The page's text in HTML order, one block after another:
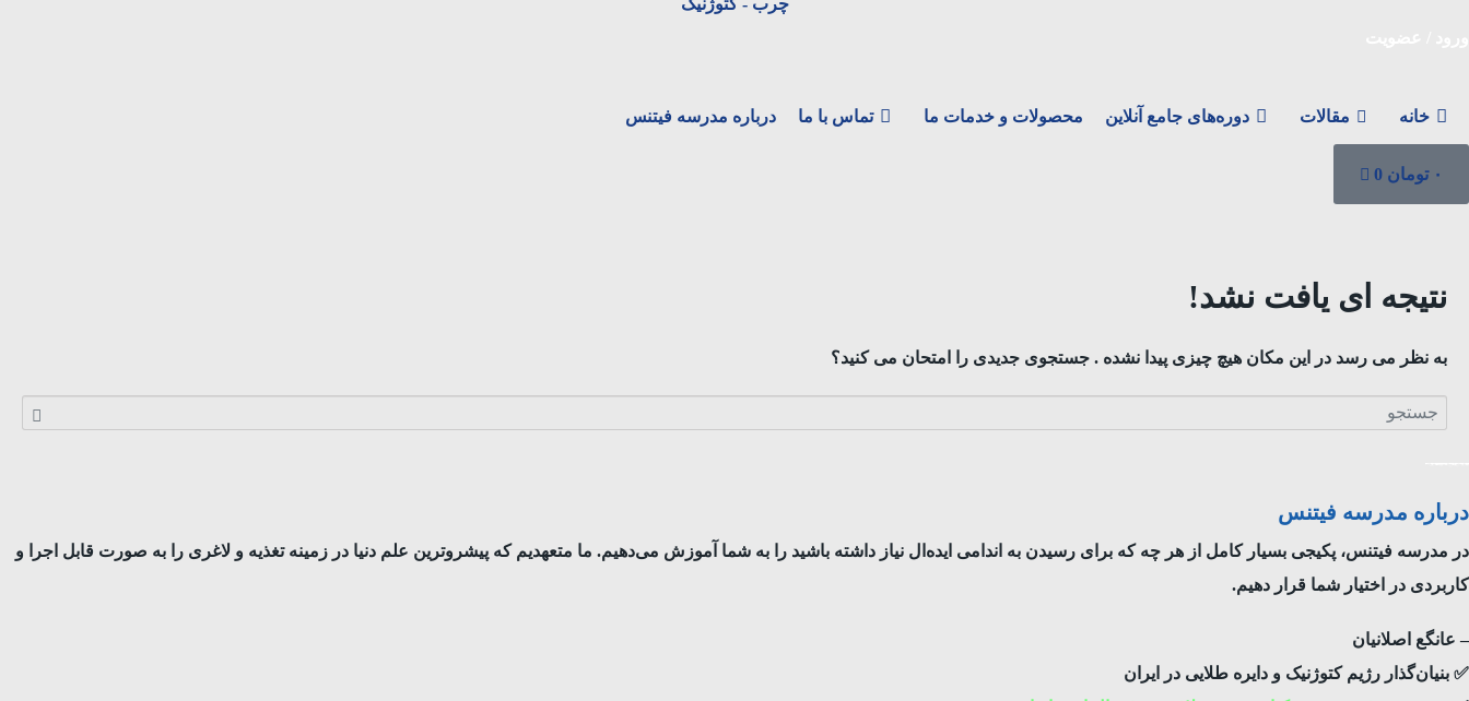
خانه مقالات دوره‌های جامع آنلاین محصولات و خدمات ما تماس با ما درباره مدرسه فیتنس
۰ تومان 0
نتیجه ای یافت نشد!
به نظر می رسد در این مکان هیچ چیزی پیدا نشده . جستجوی جدیدی را امتحان می کنید؟
درباره مدرسه فیتنس
در مدرسه فیتنس، پکیجی بسیار کامل از هر چه که برای رسیدن به اندامی ایده‌‌ال نیاز داشته باشید را به شما آموزش می‌دهیم. ما متعهدیم که پیشرو‌ترین علم دنیا در زمینه تغذیه و لاغری را به صورت قابل اجرا و
کاربردی در اختیار شما قرار دهیم.
– عانگع اصلانیان
✅ بنیان‌گذار رژیم کتوژنیک و دایره طلایی در ایران